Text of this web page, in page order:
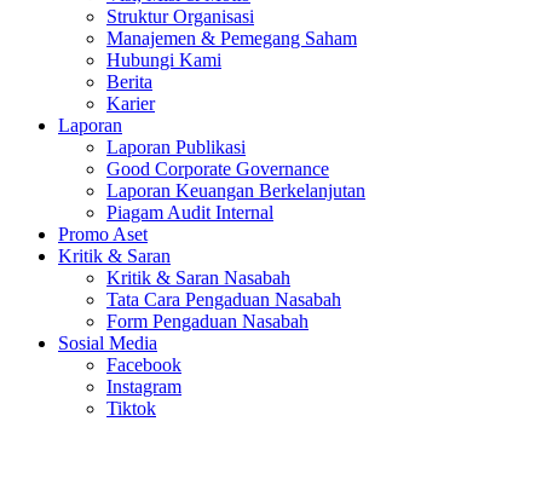
Struktur Organisasi
Manajemen & Pemegang Saham
Hubungi Kami
Berita
Karier
Laporan
Laporan Publikasi
Good Corporate Governance
Laporan Keuangan Berkelanjutan
Piagam Audit Internal
Promo Aset
Kritik & Saran
Kritik & Saran Nasabah
Tata Cara Pengaduan Nasabah
Form Pengaduan Nasabah
Sosial Media
Facebook
Instagram
Tiktok